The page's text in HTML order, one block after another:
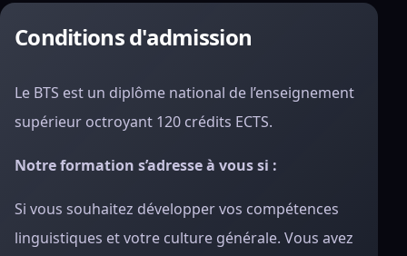
Conditions d'admission
Le BTS est un diplôme national de l’enseignement
supérieur octroyant 120 crédits ECTS.
Notre formation s’adresse à vous si :
Si vous souhaitez développer vos compétences
linguistiques et votre culture générale. Vous avez